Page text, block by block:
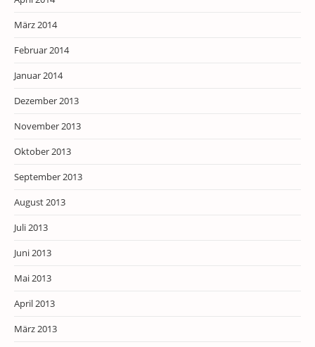
März 2014
Februar 2014
Januar 2014
Dezember 2013
November 2013
Oktober 2013
September 2013
August 2013
Juli 2013
Juni 2013
Mai 2013
April 2013
März 2013